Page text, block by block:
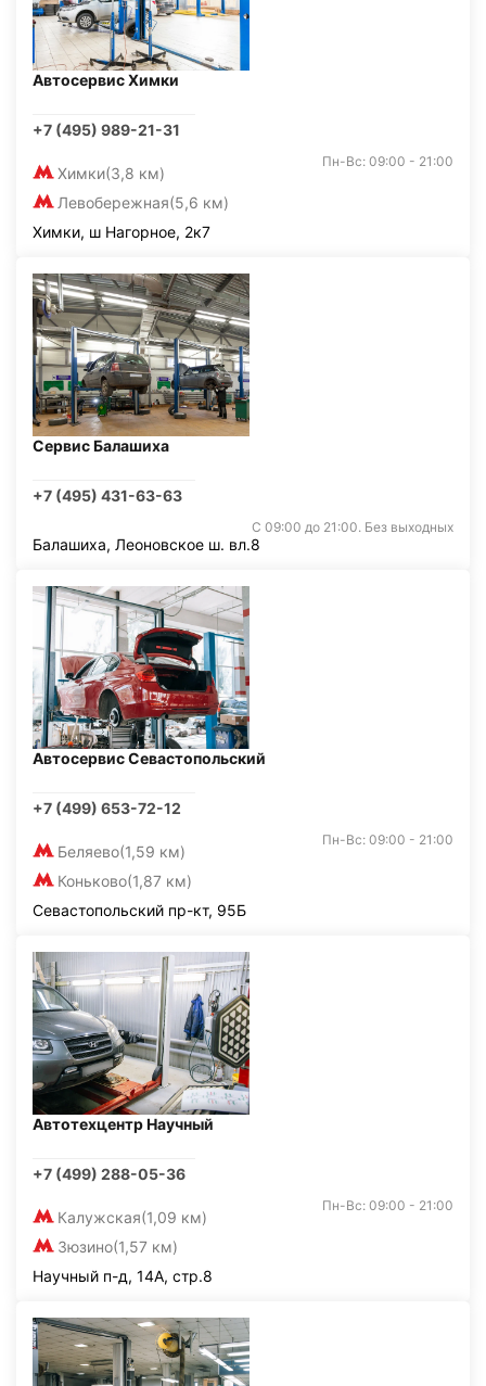
Автосервис Химки
+7 (495) 989-21-31
Химки(3,8 км)
Левобережная(5,6 км)
Пн-Вс: 09:00 - 21:00
Химки, ш Нагорное, 2к7
Сервис Балашиха
+7 (495) 431-63-63
С 09:00 до 21:00. Без выходных
Балашиха, Леоновское ш. вл.8
Автосервис Севастопольский
+7 (499) 653-72-12
Беляево(1,59 км)
Коньково(1,87 км)
Пн-Вс: 09:00 - 21:00
Севастопольский пр-кт, 95Б
Автотехцентр Научный
+7 (499) 288-05-36
Калужская(1,09 км)
Зюзино(1,57 км)
Пн-Вс: 09:00 - 21:00
Научный п-д, 14А, стр.8